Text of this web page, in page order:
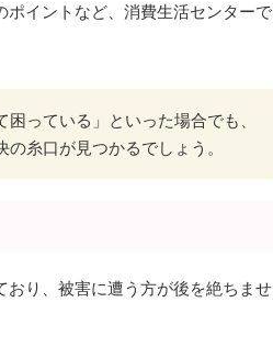
イントなど、消費生活センターで
っている」といった場合でも、
糸口が見つかるでしょう。
おり、被害に遭う方が後を絶ちませ